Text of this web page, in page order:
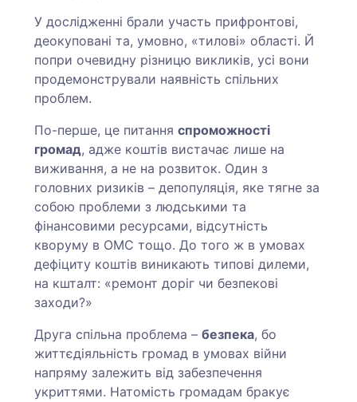
У дослідженні брали участь прифронтові,
деокуповані та, умовно, «тилові» області. Й
попри очевидну різницю викликів, усі вони
продемонстрували наявність спільних
проблем.
По-перше, це питанняспроможності
громад, адже коштів вистачає лише на
виживання, а не на розвиток. Один з
головних ризиків – депопуляція, яке тягне за
собою проблеми з людськими та
фінансовими ресурсами, відсутність
кворуму в ОМС тощо. До того ж в умовах
дефіциту коштів виникають типові дилеми,
на кшталт: «ремонт доріг чи безпекові
заходи?»
Друга спільна проблема –безпека, бо
життєдіяльність громад в умовах війни
напряму залежить від забезпечення
укриттями. Натомість громадам бракує